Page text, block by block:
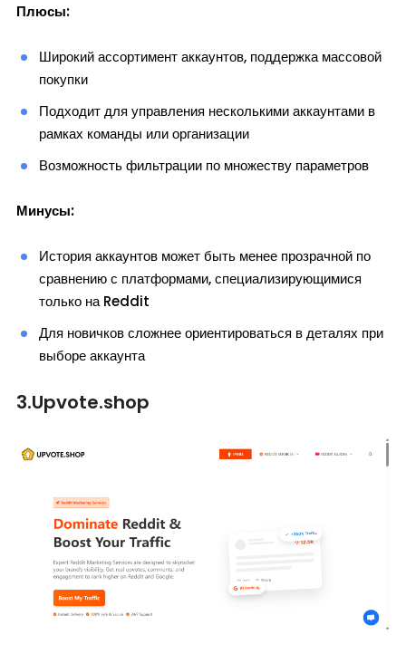
Плюсы:
Широкий ассортимент аккаунтов, поддержка массовой
покупки
Подходит для управления несколькими аккаунтами в
рамках команды или организации
Возможность фильтрации по множеству параметров
Минусы:
История аккаунтов может быть менее прозрачной по
сравнению с платформами, специализирующимися
только на Reddit
Для новичков сложнее ориентироваться в деталях при
выборе аккаунта
3.Upvote.shop